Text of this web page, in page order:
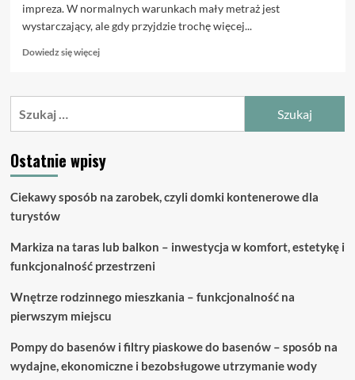
impreza. W normalnych warunkach mały metraż jest
wystarczający, ale gdy przyjdzie trochę więcej...
Dowiedz się więcejDowiedz
o
wiele
gości
jak
Ostatnie wpisy
Ciekawy sposób na zarobek, czyli domki kontenerowe dla
turystów
Markiza na taras lub balkon – inwestycja w komfort, estetykę i
funkcjonalność przestrzeni
Wnętrze rodzinnego mieszkania – funkcjonalność na
pierwszym miejscu
Pompy do basenów i filtry piaskowe do basenów – sposób na
wydajne, ekonomiczne i bezobsługowe utrzymanie wody